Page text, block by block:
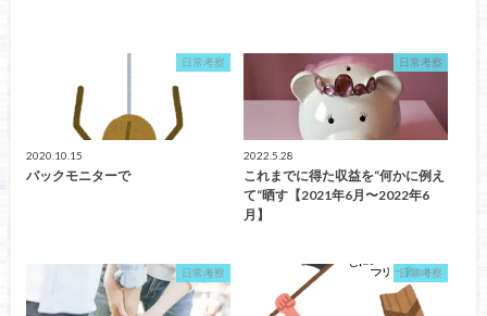
日常考察
2020.10.15
バックモニターで
日常考察
2022.5.28
これまでに得た収益を“何かに例え
て“晒す【2021年6月〜2022年6
月】
日常考察 日常考察